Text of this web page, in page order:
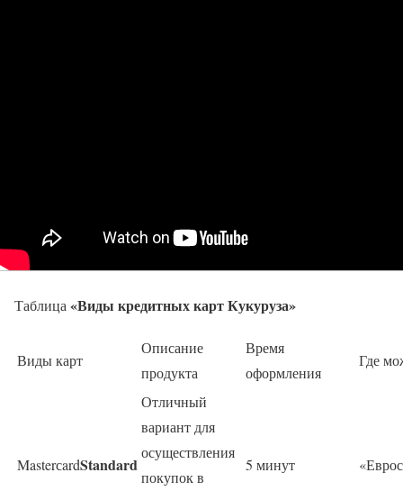
Таблица «Виды кредитных карт Кукуруза»
Виды карт
Описание
продукта
Время
оформления
Где
MasterсardStandard
Отличный
вариант для
осуществления
покупок в
5 минут